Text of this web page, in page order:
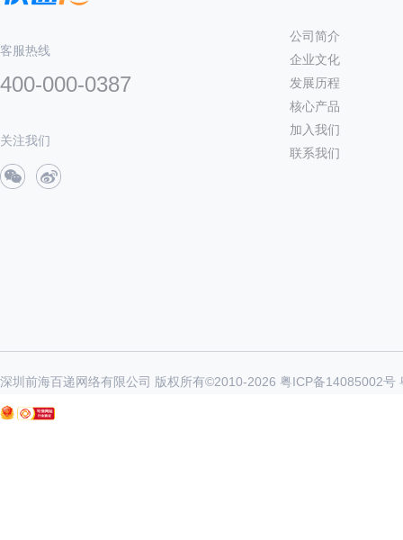
客服热线
400-000-0387
关注我们
公司简介
企业文化
发展历程
核心产品
加入我们
联系我们
深圳前海百递网络有限公司 版权所有©2010-2026 粤ICP备14085002号